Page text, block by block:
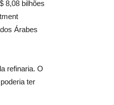
8,08 bilhões
Árabes
refinaria. O
poderia ter